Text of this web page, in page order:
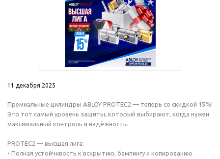
11 декабря 2025
Премиальные цилиндры ABLOY PROTEC2 — теперь со скидкой 15%!
Это тот самый уровень защиты, который выбирают, когда нужен
максимальный контроль и надёжность.
PROTEC2 — высшая лига:
• Полная устойчивость к вскрытию, бампингу и копированию